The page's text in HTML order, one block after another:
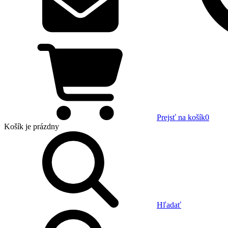
Prejsť na košík0
Košík je prázdny
Hľadať